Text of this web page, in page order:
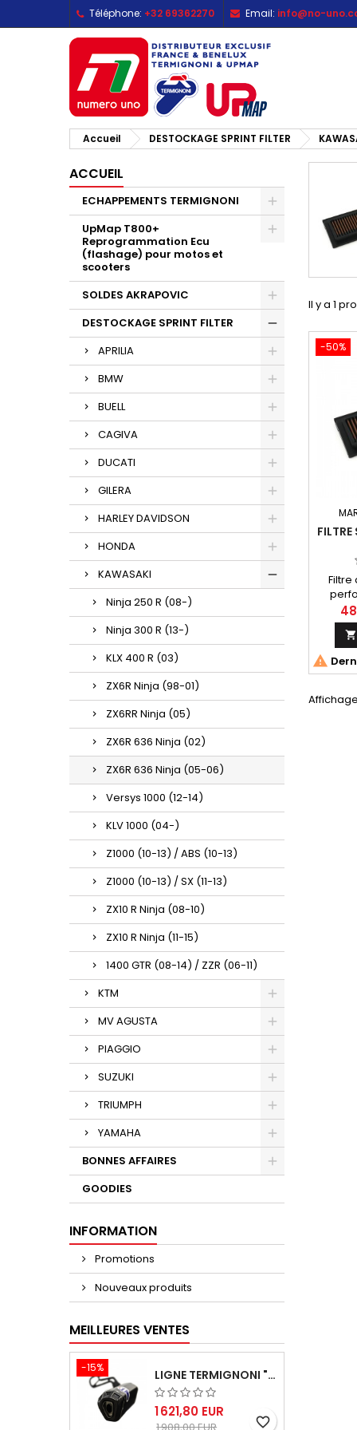
Téléphone: +32 69362270 Email: info@no-
Accueil DESTOCKAGE SPRINT FILTER
ACCUEIL
ECHAPPEMENTS TERMIGNONI
UpMap T800+
Reprogrammation Ecu
(flashage) pour motos et
scooters
SOLDES AKRAPOVIC
DESTOCKAGE SPRINT FILTER
APRILIA
BMW
BUELL
CAGIVA
DUCATI
GILERA
HARLEY DAVIDSON
HONDA
KAWASAKI
Ninja 250 R (08-)
Ninja 300 R (13-)
KLX 400 R (03)
ZX6R Ninja (98-01)
ZX6RR Ninja (05)
ZX6R 636 Ninja (02)
ZX6R 636 Ninja (05-06)
Versys 1000 (12-14)
KLV 1000 (04-)
Z1000 (10-13) / ABS (10-13)
Z1000 (10-13) / SX (11-13)
ZX10 R Ninja (08-10)
ZX10 R Ninja (11-15)
1400 GTR (08-14) / ZZR (06-11)
KTM
MV AGUSTA
PIAGGIO
SUZUKI
TRIUMPH
YAMAHA
BONNES AFFAIRES
GOODIES
INFORMATION
Promotions
Nouveaux produits
MEILLEURES VENTES
-15% LIGNE TERMIGNONI "BLACK EDITION" CARBONE POUR YAMAHA TMAX 560 2020-2024
1 621,80 EUR
favorite_border
Il y a 1
-50%
Filtre

